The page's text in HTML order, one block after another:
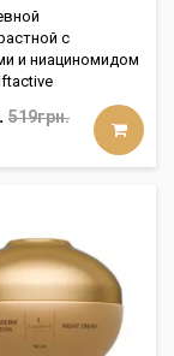
с
и ниациномидом
519грн.